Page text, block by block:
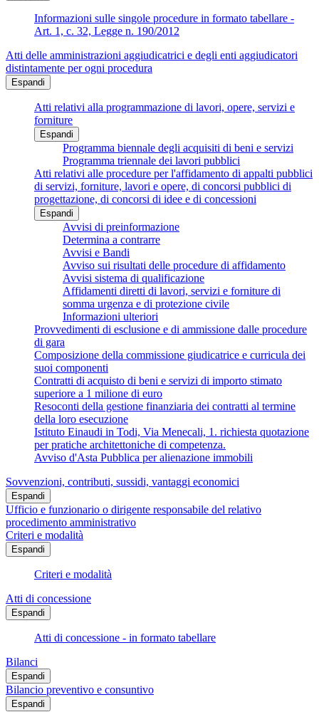
Informazioni sulle singole procedure in formato tabellare -
Art. 1, c. 32, Legge n. 190/2012
Atti delle amministrazioni aggiudicatrici e degli enti aggiudicatori
distintamente per ogni procedura
Espandi
Atti relativi alla programmazione di lavori, opere, servizi e
forniture
Espandi
Programma biennale degli acquisiti di beni e servizi
Programma triennale dei lavori pubblici
Atti relativi alle procedure per l'affidamento di appalti pubblici
di servizi, forniture, lavori e opere, di concorsi pubblici di
progettazione, di concorsi di idee e di concessioni
Espandi
Avvisi di preinformazione
Determina a contrarre
Avvisi e Bandi
Avviso sui risultati delle procedure di affidamento
Avvisi sistema di qualificazione
Affidamenti diretti di lavori, servizi e forniture di
somma urgenza e di protezione civile
Informazioni ulteriori
Provvedimenti di esclusione e di ammissione dalle procedure
di gara
Composizione della commissione giudicatrice e curricula dei
suoi componenti
Contratti di acquisto di beni e servizi di importo stimato
superiore a 1 milione di euro
Resoconti della gestione finanziaria dei contratti al termine
della loro esecuzione
Istituto Einaudi in Todi, Via Menecali, 1. richiesta quotazione
per pratiche architettoniche di competenza.
Avviso d'Asta Pubblica per alienazione immobili
Sovvenzioni, contributi, sussidi, vantaggi economici
Espandi
Ufficio e funzionario o dirigente responsabile del relativo
procedimento amministrativo
Criteri e modalità
Espandi
Criteri e modalità
Atti di concessione
Espandi
Atti di concessione - in formato tabellare
Bilanci
Espandi
Bilancio preventivo e consuntivo
Espandi